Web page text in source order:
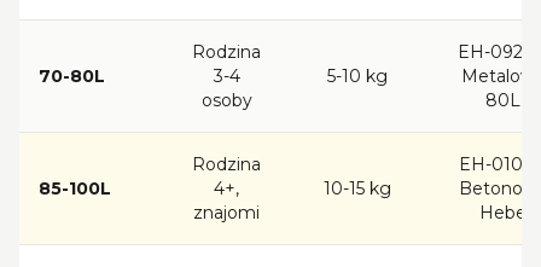
70-80L
Rodzina
3-4
osoby
5-10 kg
EH-
80L
85-100L
Rodzina
4+,
znajomi
10-15 kg
EH-010N
Hebe